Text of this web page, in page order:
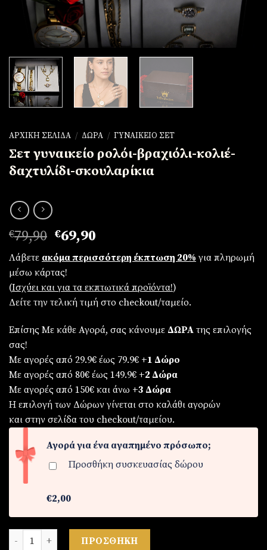
ΑΡΧΙΚΉ ΣΕΛΊΔΑ / ΔΏΡΑ / ΓΥΝΑΙΚΕΊΟ ΣΕΤ
Σετ γυναικείο ρολόι-βραχιόλι-κολιέ-
δαχτυλίδι-σκουλαρίκια
€79,90 Original
price
was:
€79,90.
€69,90
τρέχουσα
τιμή
είναι:
€69,90.
Λάβετε ακόμα περισσότερη έκπτωση 20% για πληρωμή
μέσω κάρτας!
(Iσχύει και για τα εκπτωτικά προϊόντα!)
Δείτε την τελική τιμή στο checkout/ταμείο.
Επίσης Με κάθε Αγορά, σας κάνουμε ΔΩΡΑ της επιλογής
σας!
Με αγορές από 29.9€ έως 79.9€ +1 Δώρο
Με αγορές από 80€ έως 149.9€ +2 Δώρα
Με αγορές από 150€ και άνω +3 Δώρα
Η επιλογή των Δώρων γίνεται στο καλάθι αγορών
και στην σελίδα του checkout/ταμείου.
Αγορά για ένα αγαπημένο πρόσωπο;
Προσθήκη συσκευασίας δώρου
€2,00
Σετ γυναικείο ρολόι-βραχιόλι-κολιέ-δαχτυλίδι-σκουλαρίκια
ΠΡΟΣΘΉΚΗ